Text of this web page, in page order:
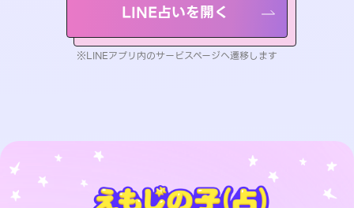
LINE占いを開く
※LINEアプリ内のサービスページへ遷移します